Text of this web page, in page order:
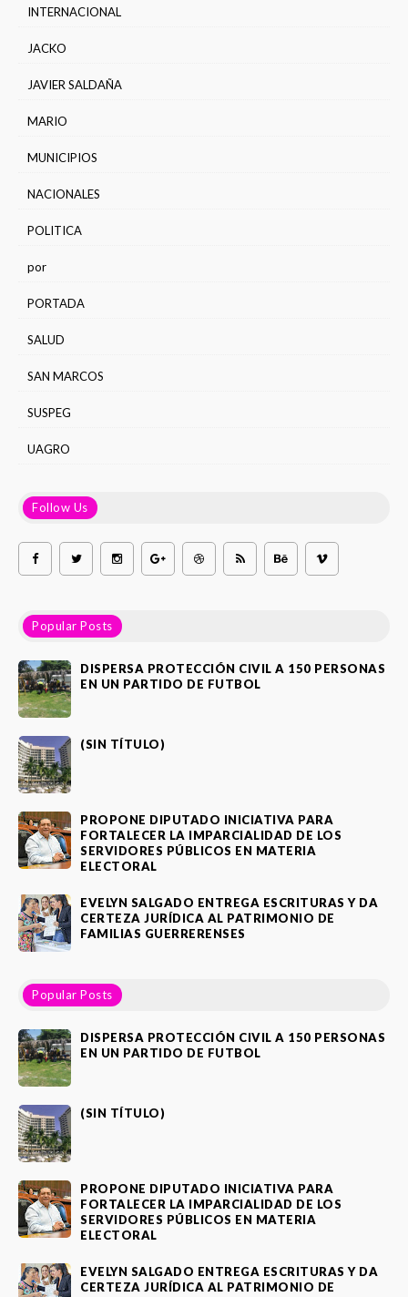
INTERNACIONAL
JACKO
JAVIER SALDAÑA
MARIO
MUNICIPIOS
NACIONALES
POLITICA
por
PORTADA
SALUD
SAN MARCOS
SUSPEG
UAGRO
Follow Us
Popular Posts
DISPERSA PROTECCIÓN CIVIL A 150 PERSONAS
EN UN PARTIDO DE FUTBOL
(SIN TÍTULO)
PROPONE DIPUTADO INICIATIVA PARA
FORTALECER LA IMPARCIALIDAD DE LOS
SERVIDORES PÚBLICOS EN MATERIA
ELECTORAL
EVELYN SALGADO ENTREGA ESCRITURAS Y DA
CERTEZA JURÍDICA AL PATRIMONIO DE
FAMILIAS GUERRERENSES
Popular Posts
DISPERSA PROTECCIÓN CIVIL A 150 PERSONAS
EN UN PARTIDO DE FUTBOL
(SIN TÍTULO)
PROPONE DIPUTADO INICIATIVA PARA
FORTALECER LA IMPARCIALIDAD DE LOS
SERVIDORES PÚBLICOS EN MATERIA
ELECTORAL
EVELYN SALGADO ENTREGA ESCRITURAS Y DA
CERTEZA JURÍDICA AL PATRIMONIO DE